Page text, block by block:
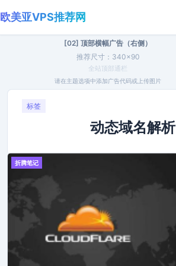
欧美亚VPS推荐网
[02] 顶部横幅广告（右侧）
推荐尺寸：340×90
全站顶部通栏
请在主题选项中添加广告代码或上传图片
标签
动态域名解析
折腾笔记